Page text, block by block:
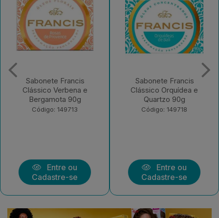
Sabonete Francis
Clássico Orquídea e
Quartzo 90g
Código: 149718
Entre ou
Cadastre-se
Desodorante Aerossol
Francis Men Active
Código: 182965
Entre ou
Cadastre-se